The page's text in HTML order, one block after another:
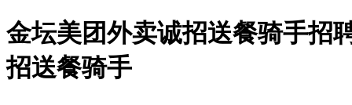
金坛美团外卖诚招送餐骑手招
招送餐骑手